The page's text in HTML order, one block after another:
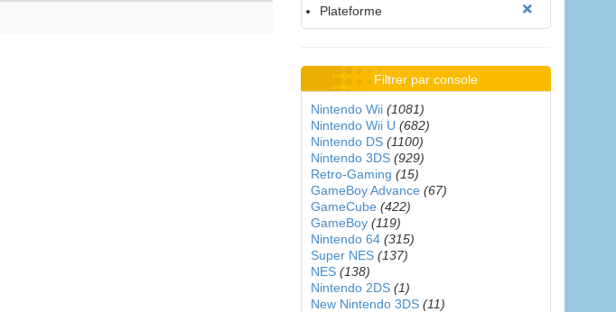
Plateforme
Filtrer par console
Nintendo Wii (1081)
Nintendo Wii U (682)
Nintendo DS (1100)
Nintendo 3DS (929)
Retro-Gaming (15)
GameBoy Advance (67)
GameCube (422)
GameBoy (119)
Nintendo 64 (315)
Super NES (137)
NES (138)
Nintendo 2DS (1)
New Nintendo 3DS (11)